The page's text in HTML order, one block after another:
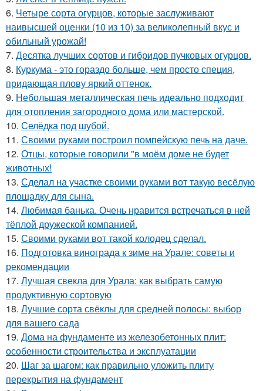
6. Четыре сорта огурцов, которые заслуживают
наивысшей оценки (10 из 10) за великолепный вкус и
обильный урожай!
7. Десятка лучших сортов и гибридов пучковых огурцов.
8. Куркума - это гораздо больше, чем просто специя,
придающая плову яркий оттенок.
9. Небольшая металлическая печь идеально подходит
для отопления загородного дома или мастерской.
10. Селёдка под шубой.
11. Своими руками построил помпейскую печь на даче.
12. Отцы, которые говорили "в моём доме не будет
животных!
13. Сделал на участке своими руками вот такую весёлую
площадку для сына.
14. Любимая банька. Очень нравится встречаться в ней
тёплой дружеской компанией.
15. Своими руками вот такой колодец сделал.
16. Подготовка винограда к зиме на Урале: советы и
рекомендации
17. Лучшая свекла для Урала: как выбрать самую
продуктивную сортовую
18. Лучшие сорта свёклы для средней полосы: выбор
для вашего сада
19. Дома на фундаменте из железобетонных плит:
особенности строительства и эксплуатации
20. Шаг за шагом: как правильно уложить плиту
перекрытия на фундамент